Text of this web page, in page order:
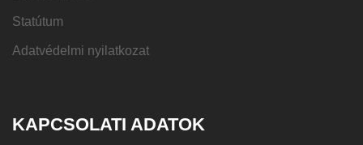
Statútum
Adatvédelmi nyilatkozat
KAPCSOLATI ADATOK